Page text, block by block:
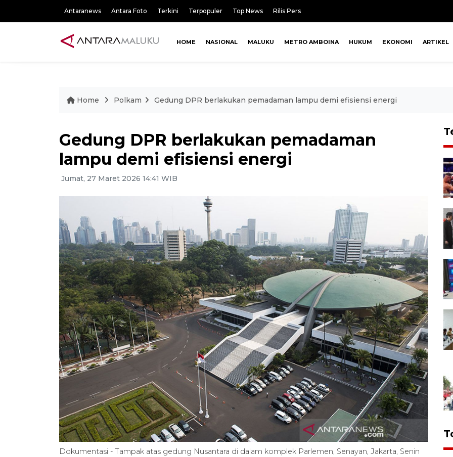
Antaranews Antara Foto Terkini Terpopuler Top News Rilis Pers
HOME NASIONAL MALUKU METRO AMBOINA HUKUM EKONOMI ARTIKEL
Home Polkam Gedung DPR berlakukan pemadaman lampu demi efisiensi energi
Gedung DPR berlakukan pemadaman
lampu demi efisiensi energi
Jumat, 27 Maret 2026 14:41 WIB
Dokumentasi - Tampak atas gedung Nusantara di dalam komplek Parlemen, Senayan, Jakarta, Senin